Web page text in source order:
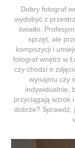
Dobry fotograf
wydobyć z
światło.
sprzęt, ale
kompozycji i
fotograf wnętrz w
czy chodzi o
wynajmu czy
indywidualnie,
przyciągają wzrok
dobrze? Sprawdź,